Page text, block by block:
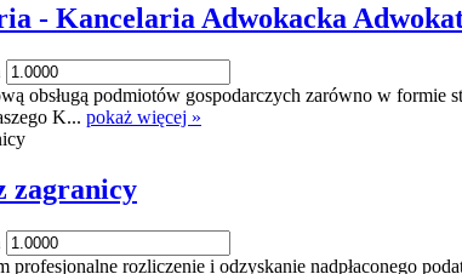
- Kancelaria Adwokacka
obsługą podmiotów gospodarczych zarówno w formie
K... pokaż więcej »
zagranicy
rozliczenie i odzyskanie nadpłaconego